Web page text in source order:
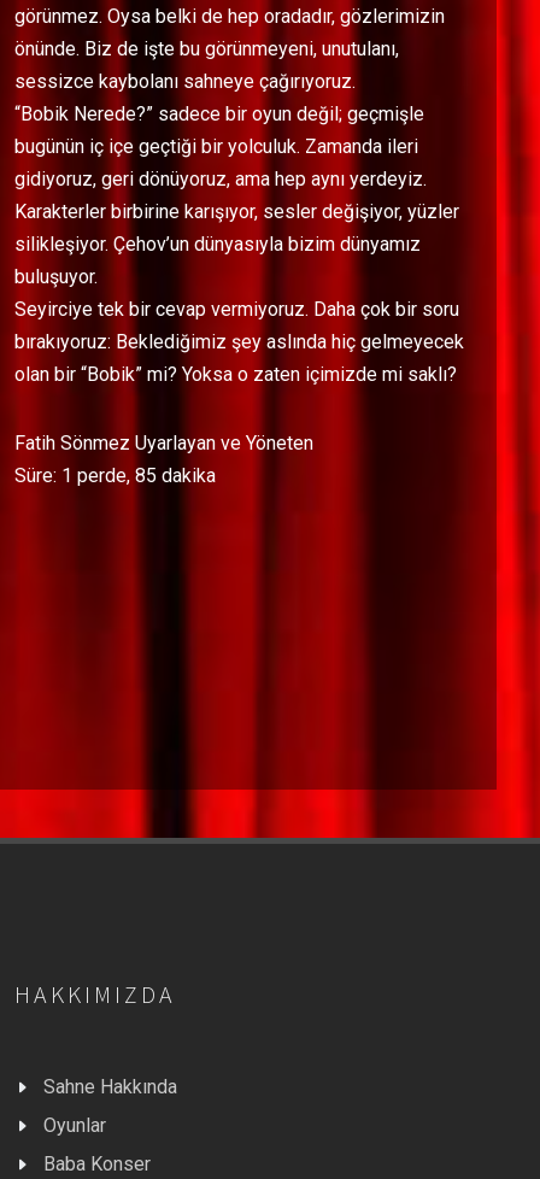
görünmez. Oysa belki de hep oradadır, gözlerimizin
önünde. Biz de işte bu görünmeyeni, unutulanı,
sessizce kaybolanı sahneye çağırıyoruz.
“Bobik Nerede?” sadece bir oyun değil; geçmişle
bugünün iç içe geçtiği bir yolculuk. Zamanda ileri
gidiyoruz, geri dönüyoruz, ama hep aynı yerdeyiz.
Karakterler birbirine karışıyor, sesler değişiyor, yüzler
silikleşiyor. Çehov’un dünyasıyla bizim dünyamız
buluşuyor.
Seyirciye tek bir cevap vermiyoruz. Daha çok bir soru
bırakıyoruz: Beklediğimiz şey aslında hiç gelmeyecek
olan bir “Bobik” mi? Yoksa o zaten içimizde mi saklı?
Fatih Sönmez Uyarlayan ve Yöneten
Süre: 1 perde, 85 dakika
HAKKIMIZDA
Sahne Hakkında
Oyunlar
Baba Konser